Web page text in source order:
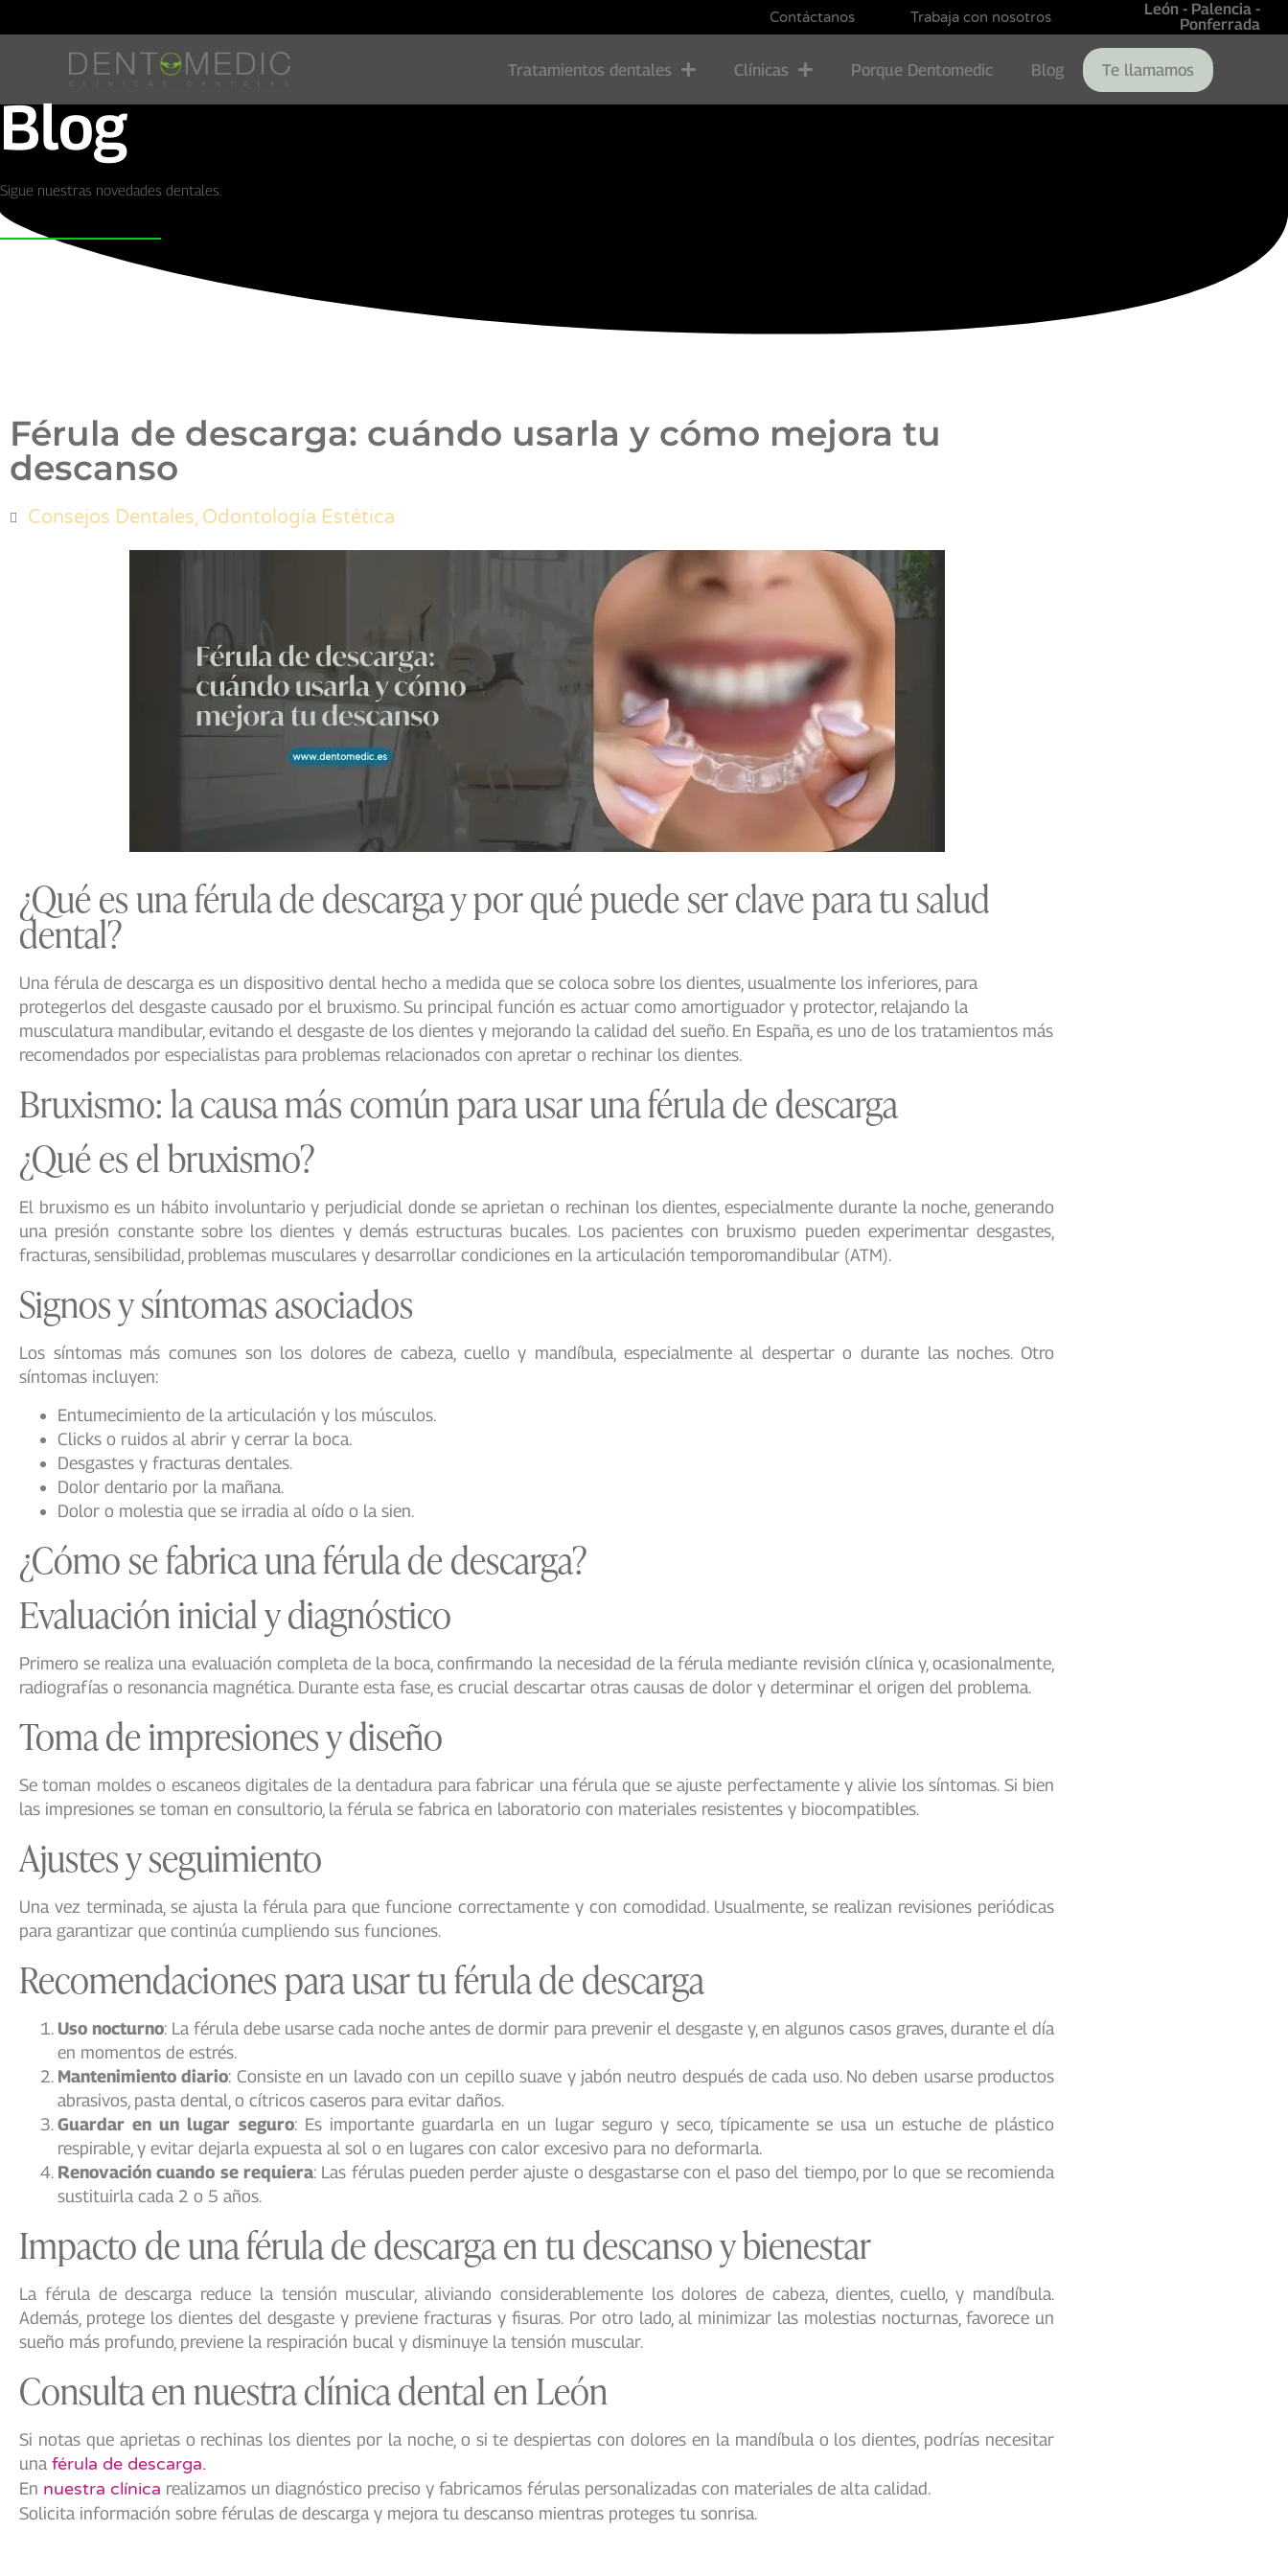
Contáctanos Trabaja con nosotros
León - Palencia -
Ponferrada
Tratamientos dentales Clínicas Porque Dentomedic Blog Te llamamos
Blog
Sigue nuestras novedades dentales.
Férula de descarga: cuándo usarla y cómo mejora tu
descanso
Consejos Dentales, Odontología Estética
¿Qué es una férula de descarga y por qué puede ser clave para tu salud
dental?
Una férula de descarga es un dispositivo dental hecho a medida que se coloca sobre los dientes, usualmente los inferiores, para
protegerlos del desgaste causado por el bruxismo. Su principal función es actuar como amortiguador y protector, relajando la
musculatura mandibular, evitando el desgaste de los dientes y mejorando la calidad del sueño. En España, es uno de los tratamientos más
recomendados por especialistas para problemas relacionados con apretar o rechinar los dientes.
Bruxismo: la causa más común para usar una férula de descarga
¿Qué es el bruxismo?
El bruxismo es un hábito involuntario y perjudicial donde se aprietan o rechinan los dientes, especialmente durante la noche, generando
una presión constante sobre los dientes y demás estructuras bucales. Los pacientes con bruxismo pueden experimentar desgastes,
fracturas, sensibilidad, problemas musculares y desarrollar condiciones en la articulación temporomandibular (ATM).
Signos y síntomas asociados
Los síntomas más comunes son los dolores de cabeza, cuello y mandíbula, especialmente al despertar o durante las noches. Otro
síntomas incluyen:
Entumecimiento de la articulación y los músculos.
Clicks o ruidos al abrir y cerrar la boca.
Desgastes y fracturas dentales.
Dolor dentario por la mañana.
Dolor o molestia que se irradia al oído o la sien.
¿Cómo se fabrica una férula de descarga?
Evaluación inicial y diagnóstico
Primero se realiza una evaluación completa de la boca, confirmando la necesidad de la férula mediante revisión clínica y, ocasionalmente,
radiografías o resonancia magnética. Durante esta fase, es crucial descartar otras causas de dolor y determinar el origen del problema.
Toma de impresiones y diseño
Se toman moldes o escaneos digitales de la dentadura para fabricar una férula que se ajuste perfectamente y alivie los síntomas. Si bien
las impresiones se toman en consultorio, la férula se fabrica en laboratorio con materiales resistentes y biocompatibles.
Ajustes y seguimiento
Una vez terminada, se ajusta la férula para que funcione correctamente y con comodidad. Usualmente, se realizan revisiones periódicas
para garantizar que continúa cumpliendo sus funciones.
Recomendaciones para usar tu férula de descarga
Uso nocturno: La férula debe usarse cada noche antes de dormir para prevenir el desgaste y, en algunos casos graves, durante el día
en momentos de estrés.
Mantenimiento diario: Consiste en un lavado con un cepillo suave y jabón neutro después de cada uso. No deben usarse productos
abrasivos, pasta dental, o cítricos caseros para evitar daños.
Guardar en un lugar seguro: Es importante guardarla en un lugar seguro y seco, típicamente se usa un estuche de plástico
respirable, y evitar dejarla expuesta al sol o en lugares con calor excesivo para no deformarla.
Renovación cuando se requiera: Las férulas pueden perder ajuste o desgastarse con el paso del tiempo, por lo que se recomienda
sustituirla cada 2 o 5 años.
Impacto de una férula de descarga en tu descanso y bienestar
La férula de descarga reduce la tensión muscular, aliviando considerablemente los dolores de cabeza, dientes, cuello, y mandíbula.
Además, protege los dientes del desgaste y previene fracturas y fisuras. Por otro lado, al minimizar las molestias nocturnas, favorece un
sueño más profundo, previene la respiración bucal y disminuye la tensión muscular.
Consulta en nuestra clínica dental en León
Si notas que aprietas o rechinas los dientes por la noche, o si te despiertas con dolores en la mandíbula o los dientes, podrías necesitar
una férula de descarga.
En nuestra clínica realizamos un diagnóstico preciso y fabricamos férulas personalizadas con materiales de alta calidad.
Solicita información sobre férulas de descarga y mejora tu descanso mientras proteges tu sonrisa.